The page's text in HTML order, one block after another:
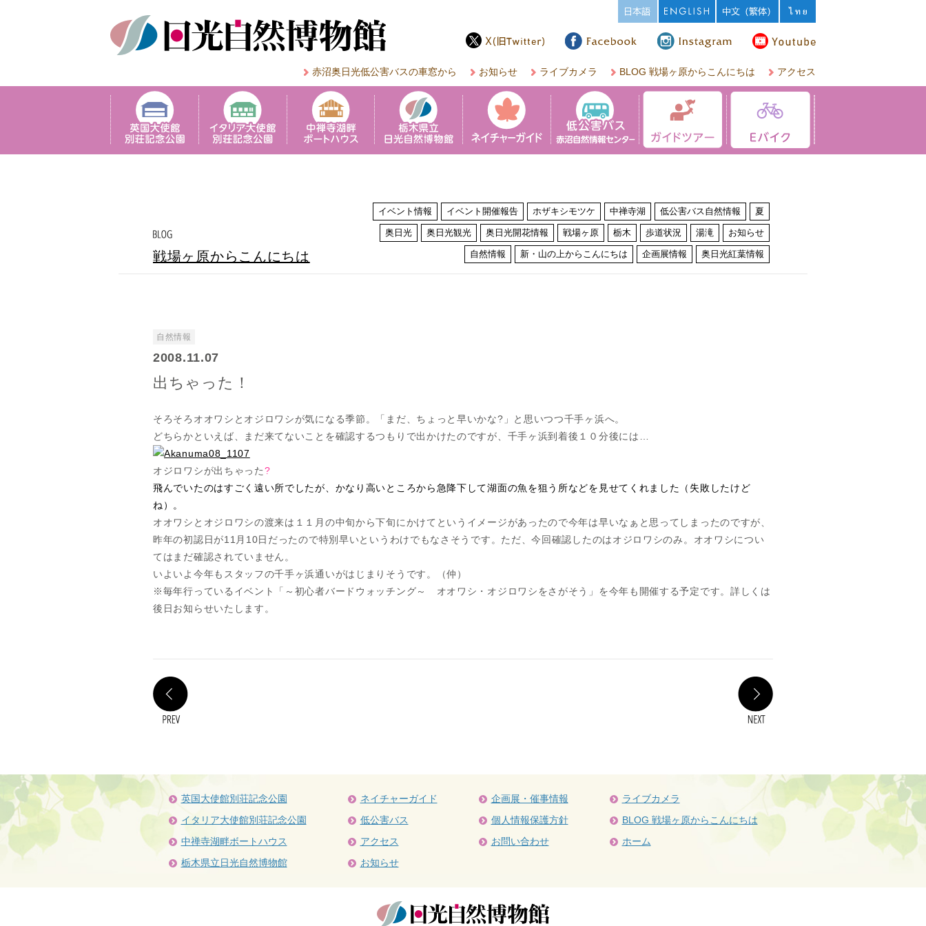
赤沼奥日光低公害バスの車窓から お知らせ ライブカメラ BLOG 戦場ヶ原からこんにちは アクセス
戦場ヶ原からこんにちは
イベント情報 イベント開催報告 ホザキシモツケ 中禅寺湖 低公害バス自然情報 夏
奥日光 奥日光観光 奥日光開花情報 戦場ヶ原 栃木 歩道状況 湯滝 お知らせ
自然情報 新・山の上からこんにちは 企画展情報 奥日光紅葉情報
自然情報
2008.11.07
出ちゃった！
そろそろオオワシとオジロワシが気になる季節。「まだ、ちょっと早いかな?」と思いつつ千手ヶ浜へ。
どちらかといえば、まだ来てないことを確認するつもりで出かけたのですが、千手ヶ浜到着後１０分後には…
オジロワシが出ちゃった?
飛んでいたのはすごく遠い所でしたが、かなり高いところから急降下して湖面の魚を狙う所などを見せてくれました（失敗したけど
ね）。
オオワシとオジロワシの渡来は１１月の中旬から下旬にかけてというイメージがあったので今年は早いなぁと思ってしまったのですが、
昨年の初認日が11月10日だったので特別早いというわけでもなさそうです。ただ、今回確認したのはオジロワシのみ。オオワシについ
てはまだ確認されていません。
いよいよ今年もスタッフの千手ヶ浜通いがはじまりそうです。（仲）
※毎年行っているイベント「～初心者バードウォッチング～ オオワシ・オジロワシをさがそう」を今年も開催する予定です。詳しくは
後日お知らせいたします。
英国大使館別荘記念公園
イタリア大使館別荘記念公園
中禅寺湖畔ボートハウス
栃木県立日光自然博物館
ネイチャーガイド
低公害バス
アクセス
お知らせ
企画展・催事情報
個人情報保護方針
お問い合わせ
ライブカメラ
BLOG 戦場ヶ原からこんにちは
ホーム